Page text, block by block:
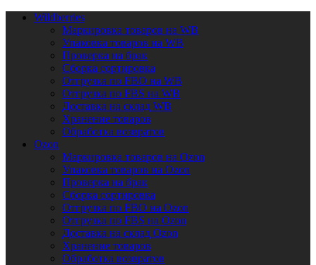
Wildberries
Маркировка товаров на WB
Упаковка товаров на WB
Проверка на брак
Сборка сортировка
Отгрузка по FBO на WB
Отгрузка по FBS на WB
Доставка на склад WB
Хранение товаров
Обработка возвратов
Ozon
Маркировка товаров на Ozon
Упаковка товаров на Ozon
Проверка на брак
Сборка сортировка
Отгрузка по FBO на Ozon
Отгрузка по FBS на Ozon
Доставка на склад Ozon
Хранение товаров
Обработка возвратов